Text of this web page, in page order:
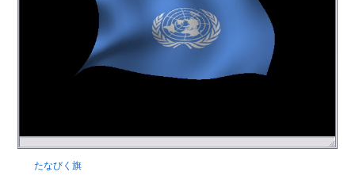
たなびく旗